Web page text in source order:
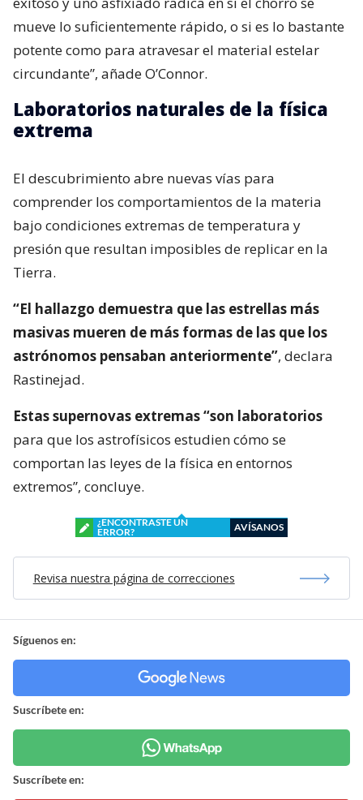
mueve lo suficientemente rápido, o si es lo bastante
potente como para atravesar el material estelar
circundante”, añade O’Connor.
Laboratorios naturales de la física
extrema
El descubrimiento abre nuevas vías para
comprender los comportamientos de la materia
bajo condiciones extremas de temperatura y
presión que resultan imposibles de replicar en la
Tierra.
“El hallazgo demuestra que las estrellas más
masivas mueren de más formas de las que los
astrónomos pensaban anteriormente”, declara
Rastinejad.
Estas supernovas extremas “son laboratorios
para que los astrofísicos estudien cómo se
comportan las leyes de la física en entornos
extremos”, concluye.
¿ENCONTRASTE UN
ERROR?
AVÍSANOS
Revisa nuestra página de correcciones
Síguenos en:
Suscríbete en:
Suscríbete en: